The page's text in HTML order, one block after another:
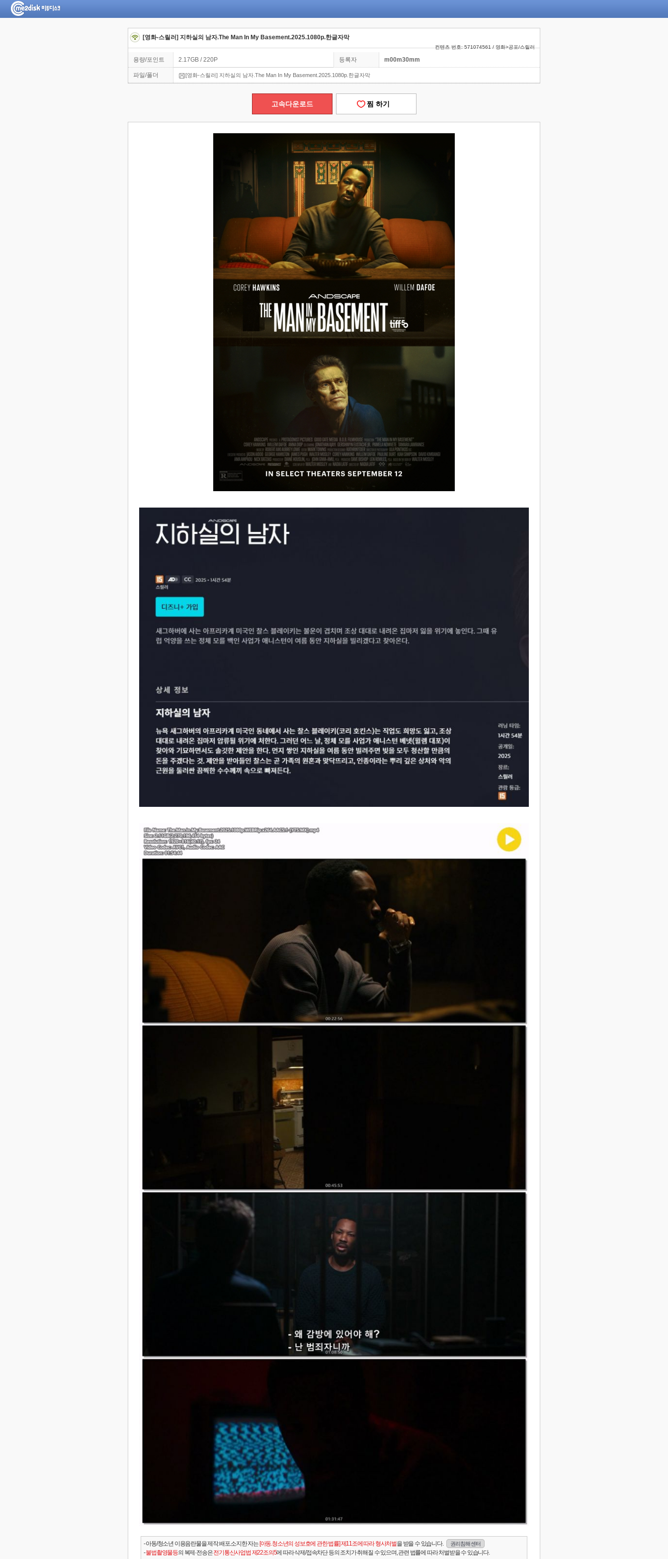
[영화-스릴러] 지하실의 남자.The Man In My Basement.2025.1080p.한글자막
컨텐츠 번호: 571074561 / 영화>공포/스릴러
용량/포인트 2.17GB / 220P 등록자 m00m30mm
파일/폴더 [영화-스릴러] 지하실의 남자.The Man In My Basement.2025.1080p.한글자막
고속다운로드 찜 하기
- 아동/청소년 이용음란물을 제작.배포.소지한 자는[아동.청소년의 성보호에 관한 법률] 제11조에 따라 형사처벌을 받을 수 있습니다. 권리침해 센터
-불법촬영물등의 복제·전송은전기통신사업법 제22조의5에 따라 삭제/접속차단 등의 조치가 취해질 수 있으며, 관련 법률에 따라 처벌받을 수 있습니다.